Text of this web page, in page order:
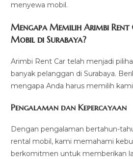
menyewa mobil.
Mengapa Memilih Arimbi Rent
Mobil di Surabaya?
Arimbi Rent Car telah menjadi
banyak pelanggan di Surabaya.
mengapa Anda harus memilih
Pengalaman dan Kepercayaan
Dengan pengalaman bertahun-
rental mobil, kami memahami
berkomitmen untuk memberikan